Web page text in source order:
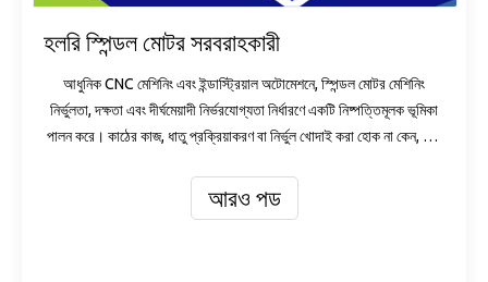
হলরি স্পিন্ডল মোটর সরবরাহকারী
আধুনিক CNC মেশিনিং এবং ইন্ডাস্ট্রিয়াল অটোমেশনে, স্পিন্ডল মোটর মেশিনিং
নির্ভুলতা, দক্ষতা এবং দীর্ঘমেয়াদী নির্ভরযোগ্যতা নির্ধারণে একটি নিষ্পত্তিমূলক ভূমিকা
পালন করে। কাঠের কাজ, ধাতু প্রক্রিয়াকরণ বা নির্ভুল খোদাই করা হোক না কেন, টাকু
আরও পড